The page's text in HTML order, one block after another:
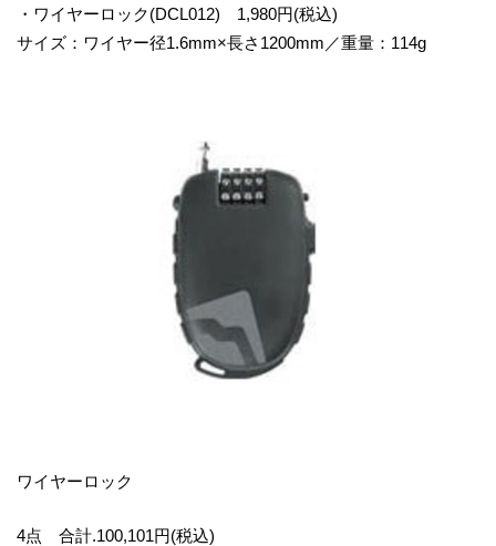
・ワイヤーロック(DCL012) 1,980円(税込)
サイズ：ワイヤー径1.6mm×長さ1200mm／重量：114g
ワイヤーロック
4点 合計.100,101円(税込)